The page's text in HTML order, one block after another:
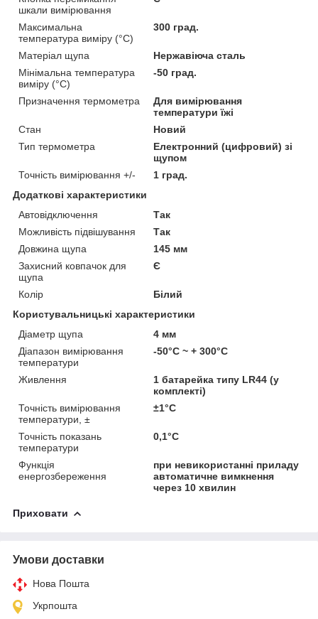
шкали вимірювання
Максимальна
температура виміру (°C)
300 град.
Матеріал щупа
Нержавіюча сталь
Мінімальна температура
виміру (°C)
-50 град.
Призначення термометра
Для вимірювання
температури їжі
Стан
Новий
Тип термометра
Електронний (цифровий) зі
щупом
Точність вимірювання +/-
1 град.
Додаткові характеристики
Автовідключення
Так
Можливість підвішування
Так
Довжина щупа
145 мм
Захисний ковпачок для
щупа
Є
Колір
Білий
Користувальницькі характеристики
Діаметр щупа
4 мм
Діапазон вимірювання
температури
-50°С ~ + 300°С
Живлення
1 батарейка типу LR44 (у
комплекті)
Точність вимірювання
температури, ±
±1°С
Точність показань
температури
0,1°С
Функція
енергозбереження
при невикористанні приладу
автоматичне вимкнення
через 10 хвилин
Приховати
Умови доставки
Нова Пошта
Укрпошта